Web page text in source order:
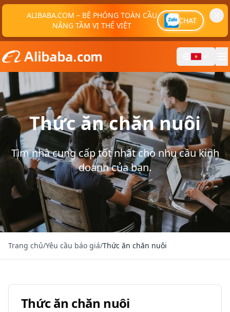
ALIBABA.COM – BỆ PHÓNG TOÀN CẦU
NÂNG TẦM VỊ THẾ VIỆT
CHAT
Thức ăn chăn nuôi
Tìm nhà cung cấp tốt nhất cho nhu cầu kinh
doanh của bạn.
Trang chủ/Yêu cầu báo giá/Thức ăn chăn nuôi
Thức ăn chăn nuôi